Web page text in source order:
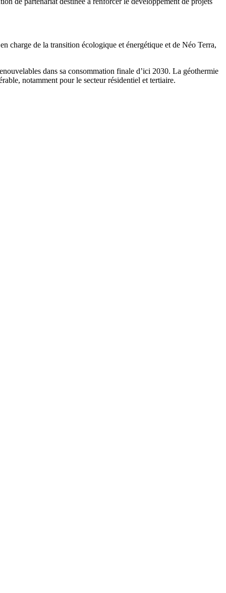
de la transition écologique et énergétique et de Néo Terra,
dans sa consommation finale d’ici 2030. La géothermie
notamment pour le secteur résidentiel et tertiaire.